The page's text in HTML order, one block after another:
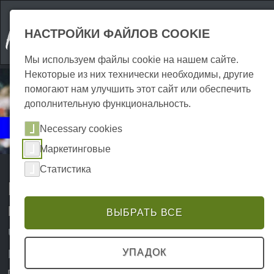
События
Праздники и вечеринки
Праздники и вечеринки в
горах Гарц
Что происходит в Гарце - советы
ночным совам
НАСТРОЙКИ ФАЙЛОВ COOKIE
Мы используем файлы cookie на нашем сайте.
Некоторые из них технически необходимы, другие
помогают нам улучшить этот сайт или обеспечить
дополнительную функциональность.
Necessary cookies
Маркетинговые
Статистика
ВЫБРАТЬ ВСЕ
УПАДОК